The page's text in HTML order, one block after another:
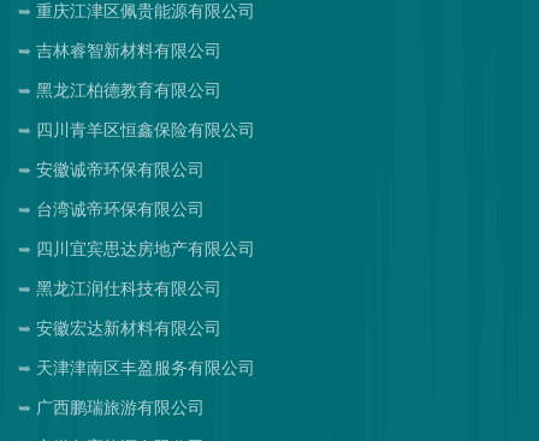
重庆江津区佩贵能源有限公司
吉林睿智新材料有限公司
黑龙江柏德教育有限公司
四川青羊区恒鑫保险有限公司
安徽诚帝环保有限公司
台湾诚帝环保有限公司
四川宜宾思达房地产有限公司
黑龙江润仕科技有限公司
安徽宏达新材料有限公司
天津津南区丰盈服务有限公司
广西鹏瑞旅游有限公司